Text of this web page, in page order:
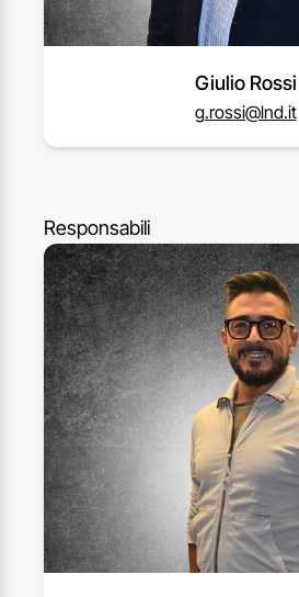
Giulio Rossi
g.rossi@lnd.it
Responsabili